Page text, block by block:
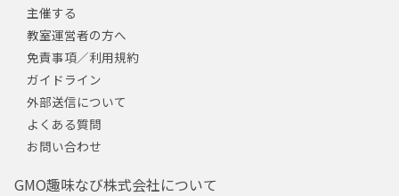
主催する
教室運営者の方へ
免責事項／利用規約
ガイドライン
外部送信について
よくある質問
お問い合わせ
GMO趣味なび株式会社について